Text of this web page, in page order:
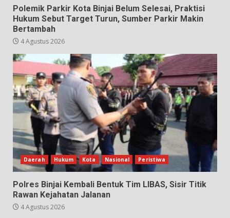
Polemik Parkir Kota Binjai Belum Selesai, Praktisi
Hukum Sebut Target Turun, Sumber Parkir Makin
Bertambah
4 Agustus 2026
Daerah Hukum Kota Nasional Peristiwa
Polres Binjai Kembali Bentuk Tim LIBAS, Sisir Titik
Rawan Kejahatan Jalanan
4 Agustus 2026